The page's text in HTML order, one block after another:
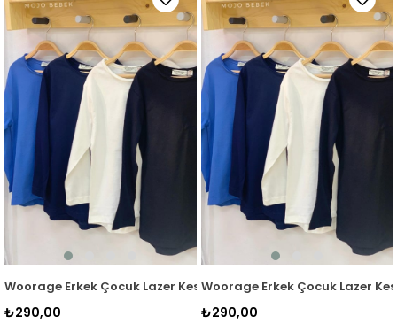
Basic T-shirt 0360 Lacivert
Woorage Erkek Çocuk Lazer Kesim Basic T-shirt 0360 Mavi
₺290,00
Woorage Erkek Çocuk Lazer
₺290,00